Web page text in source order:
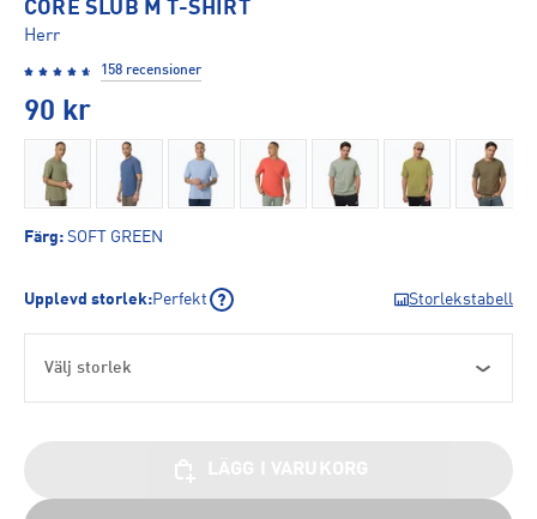
CORE SLUB M T-SHIRT
Herr
158 recensioner
90 kr
Färg: SOFT GREEN
Upplevd storlek:Perfekt Storlekstabell
Välj storlek